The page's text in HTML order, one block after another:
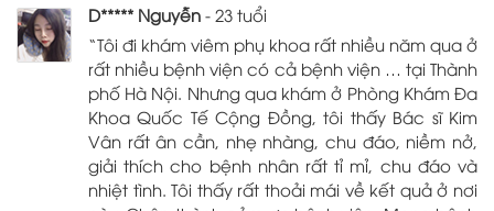
D***** Nguyễn - 23 tuổi
“Tôi đi khám viêm phụ khoa rất nhiều năm qua ở
rất nhiều bệnh viện có cả bệnh viện … tại Thành
phố Hà Nội. Nhưng qua khám ở Phòng Khám Đa
Khoa Quốc Tế Cộng Đồng, tôi thấy Bác sĩ Kim
Vân rất ân cần, nhẹ nhàng, chu đáo, niềm nở,
giải thích cho bệnh nhân rất tỉ mỉ, chu đáo và
nhiệt tình. Tôi thấy rất thoải mái về kết quả ở nơi